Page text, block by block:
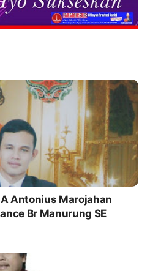
Antonius Marojahan
Br Manurung SE